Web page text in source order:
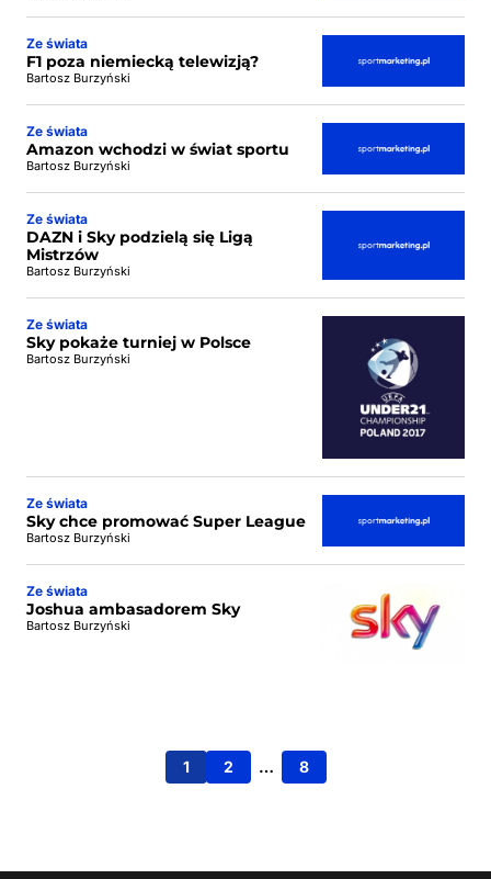
Ze świata
F1 poza niemiecką telewizją?
Bartosz Burzyński
Ze świata
Amazon wchodzi w świat sportu
Bartosz Burzyński
Ze świata
DAZN i Sky podzielą się Ligą
Mistrzów
Bartosz Burzyński
Ze świata
Sky pokaże turniej w Polsce
Bartosz Burzyński
Ze świata
Sky chce promować Super League
Bartosz Burzyński
Ze świata
Joshua ambasadorem Sky
Bartosz Burzyński
1 2 … 8